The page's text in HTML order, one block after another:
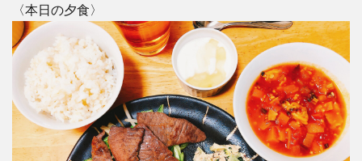
〈本日の夕食〉